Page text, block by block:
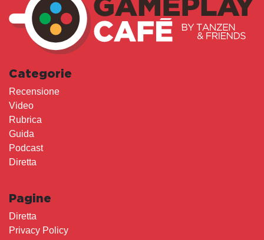
Categorie
Recensione
Video
Rubrica
Guida
Podcast
Diretta
Pagine
Diretta
Privacy Policy